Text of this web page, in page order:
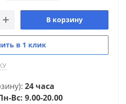
В корзину
в 1 клик
24 часа
Вс: 9.00-20.00